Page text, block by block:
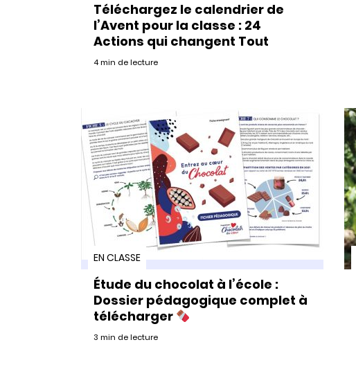
Téléchargez le calendrier de
l’Avent pour la classe : 24
Actions qui changent Tout
4 min de lecture
EN CLASSE
Étude du chocolat à l’école :
Dossier pédagogique complet à
télécharger
3 min de lecture